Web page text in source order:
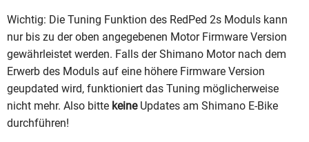
Wichtig: Die Tuning Funktion des RedPed 2s Moduls kann
nur bis zu der oben angegebenen Motor Firmware Version
gewährleistet werden. Falls der Shimano Motor nach dem
Erwerb des Moduls auf eine höhere Firmware Version
geupdated wird, funktioniert das Tuning möglicherweise
nicht mehr. Also bitte keineUpdates am Shimano E-Bike
durchführen!